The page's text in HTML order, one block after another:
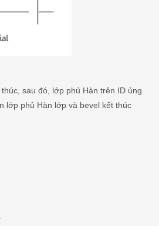
sau đó, lớp phủ Hàn trên ID ủng
lớp phủ Hàn lớp và bevel kết thúc